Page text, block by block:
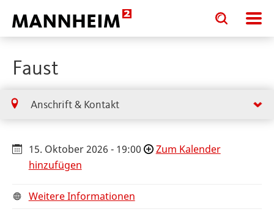
Toggle
search
input
Toggle
search
input
Faust
Anschrift & Kontakt
15. Oktober 2026 - 19:00
Zum Kalender
hinzufügen
Weitere Informationen